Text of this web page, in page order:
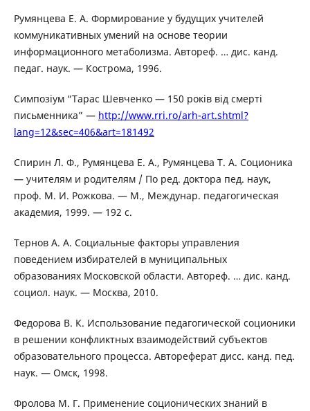
Румянцева Е. А. Формирование у будущих учителей
коммуникативных умений на основе теории
информационного метаболизма. Автореф. … дис. канд.
педаг. наук. — Кострома, 1996.
Симпозіум “Тарас Шевченко — 150 років від смерті
письменника” — http://www.rri.ro/arh-art.shtml?
lang=12&sec=406&art=181492
Спирин Л. Ф., Румянцева Е. А., Румянцева Т. А. Соционика
— учителям и родителям / По ред. доктора пед. наук,
проф. М. И. Рожкова. — М., Междунар. педагогическая
академия, 1999. — 192 с.
Тернов А. А. Социальные факторы управления
поведением избирателей в муниципальных
образованиях Московской области. Автореф. … дис. канд.
социол. наук. — Москва, 2010.
Федорова В. К. Использование педагогической соционики
в решении конфликтных взаимодействий субъектов
образовательного процесса. Автореферат дисс. канд. пед.
наук. — Омск, 1998.
Фролова М. Г. Применение соционических знаний в